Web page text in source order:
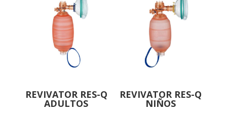
REVIVATOR RES-Q
ADULTOS
REVIVATOR RES-Q
NIÑOS